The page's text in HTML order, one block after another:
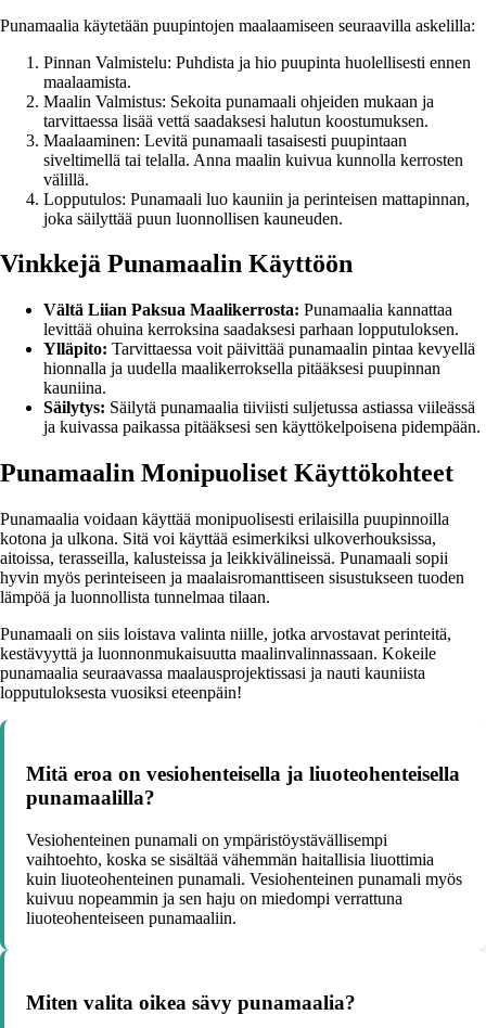
Punamaalia käytetään puupintojen maalaamiseen seuraavilla askelilla:
Pinnan Valmistelu: Puhdista ja hio puupinta huolellisesti ennen
maalaamista.
Maalin Valmistus: Sekoita punamaali ohjeiden mukaan ja
tarvittaessa lisää vettä saadaksesi halutun koostumuksen.
Maalaaminen: Levitä punamaali tasaisesti puupintaan
siveltimellä tai telalla. Anna maalin kuivua kunnolla kerrosten
välillä.
Lopputulos: Punamaali luo kauniin ja perinteisen mattapinnan,
joka säilyttää puun luonnollisen kauneuden.
Vinkkejä Punamaalin Käyttöön
Vältä Liian Paksua Maalikerrosta: Punamaalia kannattaa
levittää ohuina kerroksina saadaksesi parhaan lopputuloksen.
Ylläpito: Tarvittaessa voit päivittää punamaalin pintaa kevyellä
hionnalla ja uudella maalikerroksella pitääksesi puupinnan
kauniina.
Säilytys: Säilytä punamaalia tiiviisti suljetussa astiassa viileässä
ja kuivassa paikassa pitääksesi sen käyttökelpoisena pidempään.
Punamaalin Monipuoliset Käyttökohteet
Punamaalia voidaan käyttää monipuolisesti erilaisilla puupinnoilla
kotona ja ulkona. Sitä voi käyttää esimerkiksi ulkoverhouksissa,
aitoissa, terasseilla, kalusteissa ja leikkivälineissä. Punamaali sopii
hyvin myös perinteiseen ja maalaisromanttiseen sisustukseen tuoden
lämpöä ja luonnollista tunnelmaa tilaan.
Punamaali on siis loistava valinta niille, jotka arvostavat perinteitä,
kestävyyttä ja luonnonmukaisuutta maalinvalinnassaan. Kokeile
punamaalia seuraavassa maalausprojektissasi ja nauti kauniista
lopputuloksesta vuosiksi eteenpäin!
Mitä eroa on vesiohenteisella ja liuoteohenteisella
punamaalilla?
Vesiohenteinen punamali on ympäristöystävällisempi
vaihtoehto, koska se sisältää vähemmän haitallisia liuottimia
kuin liuoteohenteinen punamali. Vesiohenteinen punamali myös
kuivuu nopeammin ja sen haju on miedompi verrattuna
liuoteohenteiseen punamaaliin.
Miten valita oikea sävy punamaalia?